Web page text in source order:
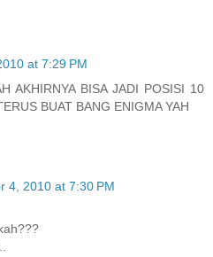
at 7:29 PM
AKHIRNYA BISA JADI POSISI 10
BUAT BANG ENIGMA YAH
4, 2010 at 7:30 PM